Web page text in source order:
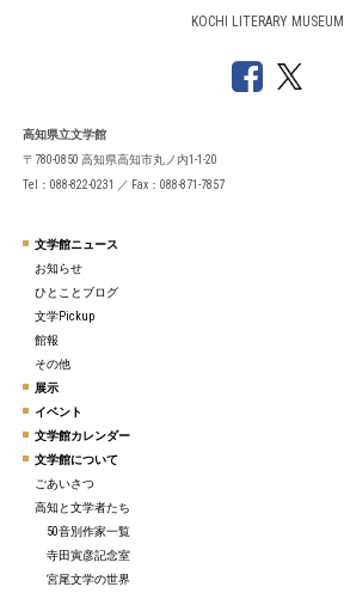
KOCHI LITERARY MUSEUM
高知県立文学館
〒780-0850 高知県高知市丸ノ内1-1-20
Tel：088-822-0231 ／ Fax：088-871-7857
文学館ニュース
お知らせ
ひとことブログ
文学Pickup
館報
その他
展示
イベント
文学館カレンダー
文学館について
ごあいさつ
高知と文学者たち
50音別作家一覧
寺田寅彦記念室
宮尾文学の世界